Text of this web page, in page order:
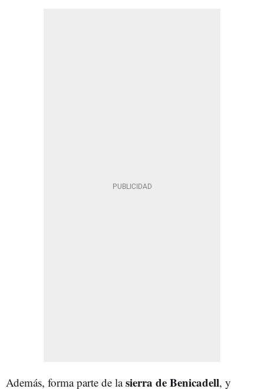
Además, forma parte de lasierra de Benicadell, y